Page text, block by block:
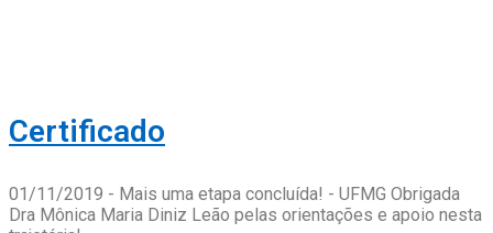
Certificado
01/11/2019 - Mais uma etapa concluída! - UFMG Obrigada
Dra Mônica Maria Diniz Leão pelas orientações e apoio nesta